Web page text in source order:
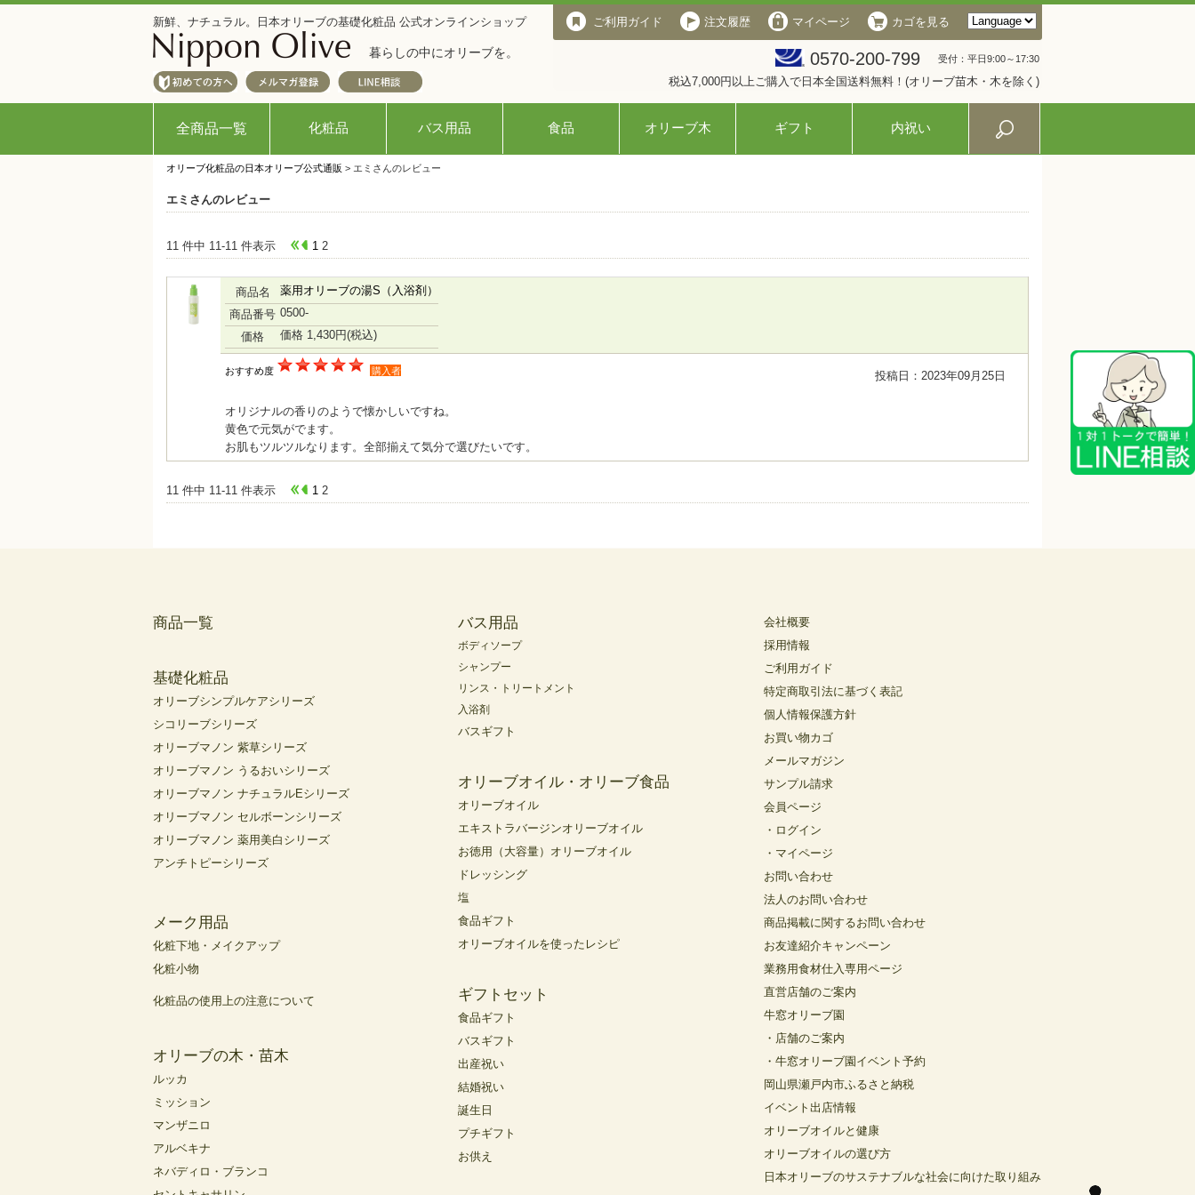
新鮮、ナチュラル。日本オリーブの基礎化粧品 公式オンラインショップ
暮らしの中にオリーブを。
ご利用ガイド 注文履歴 マイページ カゴを見る
0570-200-799 受付：平日9:00～17:30
税込7,000円以上ご購入で日本全国送料無料！(オリーブ苗木・木を除く)
全商品一覧 化粧品 バス用品 食品 オリーブ木 ギフト 内祝い
オリーブ化粧品の日本オリーブ公式通販 > エミさんのレビュー
エミさんのレビュー
11 件中 11-11 件表示 1 2
商品名
薬用オリーブの湯S（入浴剤）
商品番号 0500-
価格
価格 1,430円(税込)
投稿日：2023年09月25日
おすすめ度 購入者
オリジナルの香りのようで懐かしいですね。
黄色で元気がでます。
お肌もツルツルなります。全部揃えて気分で選びたいです。
11 件中 11-11 件表示 1 2
商品一覧
基礎化粧品
オリーブシンプルケアシリーズ
シコリーブシリーズ
オリーブマノン 紫草シリーズ
オリーブマノン うるおいシリーズ
オリーブマノン ナチュラルEシリーズ
オリーブマノン セルボーンシリーズ
オリーブマノン 薬用美白シリーズ
アンチトピーシリーズ
メーク用品
化粧下地・メイクアップ
化粧小物
化粧品の使用上の注意について
オリーブの木・苗木
ルッカ
ミッション
マンザニロ
アルベキナ
ネバディロ・ブランコ
バス用品
ボディソープ
シャンプー
リンス・トリートメント
入浴剤
バスギフト
オリーブオイル・オリーブ食品
オリーブオイル
エキストラバージンオリーブオイル
お徳用（大容量）オリーブオイル
ドレッシング
塩
食品ギフト
オリーブオイルを使ったレシピ
ギフトセット
食品ギフト
バスギフト
出産祝い
結婚祝い
誕生日
プチギフト
お供え
会社概要
採用情報
ご利用ガイド
特定商取引法に基づく表記
個人情報保護方針
お買い物カゴ
メールマガジン
サンプル請求
会員ページ
・ログイン
・マイページ
お問い合わせ
法人のお問い合わせ
商品掲載に関するお問い合わせ
お友達紹介キャンペーン
業務用食材仕入専用ページ
直営店舗のご案内
牛窓オリーブ園
・店舗のご案内
・牛窓オリーブ園イベント予約
岡山県瀬戸内市ふるさと納税
イベント出店情報
オリーブオイルと健康
オリーブオイルの選び方
日本オリーブのサステナブルな社会に向けた取り組み